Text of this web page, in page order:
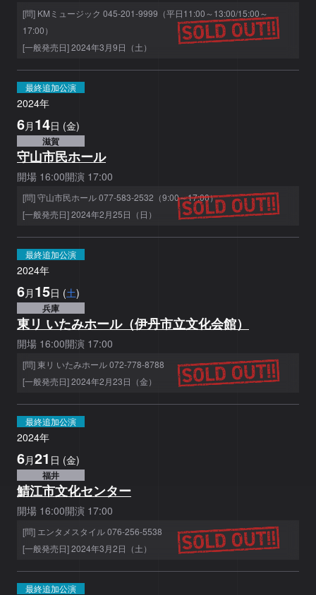
[問] KMミュージック 045-201-9999（平日11:00～13:00/15:00～
17:00）
[一般発売日] 2024年3月9日（土）
最終追加公演
2024年
6月 14日 (金)
滋賀
守山市民ホール
開場 16:00開演 17:00
[問] 守山市民ホール 077-583-2532（9:00～17:00）
[一般発売日] 2024年2月25日（日）
最終追加公演
2024年
6月 15日 (土)
兵庫
東リ いたみホール（伊丹市立文化会館）
開場 16:00開演 17:00
[問] 東リ いたみホール 072-778-8788
[一般発売日] 2024年2月23日（金）
最終追加公演
2024年
6月21 日 (金)
福井
鯖江市文化センター
開場 16:00開演 17:00
[問] エンタメスタイル 076-256-5538
[一般発売日] 2024年3月2日（土）
最終追加公演